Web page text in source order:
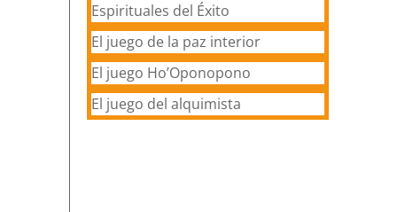
Espirituales del Éxito
El juego de la paz interior
El juego Ho’Oponopono
El juego del alquimista